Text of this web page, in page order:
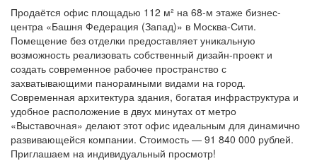
Продаётся офис площадью 112 м² на 68-м этаже бизнес-
центра «Башня Федерация (Запад)» в Москва-Сити.
Помещение без отделки предоставляет уникальную
возможность реализовать собственный дизайн-проект и
создать современное рабочее пространство с
захватывающими панорамными видами на город.
Современная архитектура здания, богатая инфраструктура и
удобное расположение в двух минутах от метро
«Выставочная» делают этот офис идеальным для динамично
развивающейся компании. Стоимость — 91 840 000 рублей.
Приглашаем на индивидуальный просмотр!